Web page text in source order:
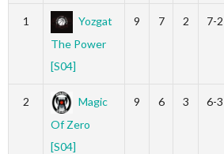
1
Yozgat
The Power
[S04]
9 7 2 7-2
2
Magic
Of Zero
[S04]
9 6 3 6-3